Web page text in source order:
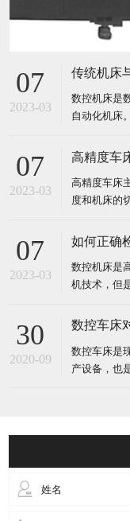
07
2023-03
传统机床
数控机床是
自动化机床
化的数字表
作，按图纸
来。 对加工
07
2023-03
高精度车
高精度车床
度和机床的
项进行综合
等）的几何
括工作台面
07
2023-03
如何正确
数控机床是
机技术，但
查出具体的
发生的原因
能够排除故
30
2020-09
数控车床
数控车床是
产设备，也
产环境也是
理振源，且